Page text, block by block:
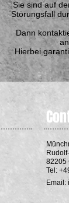
Sie sind auf
Störungsfall
Dann
Hierbei
82205
Tel:
Email: